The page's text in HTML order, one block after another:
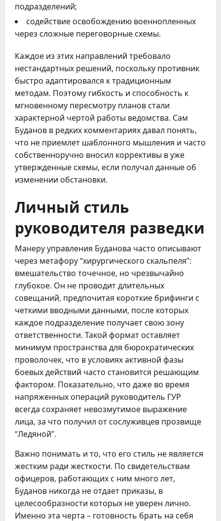
подразделений;
содействие освобождению военнопленных
через сложные переговорные схемы.
Каждое из этих направлений требовало
нестандартных решений, поскольку противник
быстро адаптировался к традиционным
методам. Поэтому гибкость и способность к
мгновенному пересмотру планов стали
характерной чертой работы ведомства. Сам
Буданов в редких комментариях давал понять,
что не приемлет шаблонного мышления и часто
собственноручно вносил коррективы в уже
утвержденные схемы, если получал данные об
изменении обстановки.
Личный стиль
руководителя разведки
Манеру управления Буданова часто описывают
через метафору “хирургического скальпеля”:
вмешательство точечное, но чрезвычайно
глубокое. Он не проводит длительных
совещаний, предпочитая короткие брифинги с
четкими вводными данными, после которых
каждое подразделение получает свою зону
ответственности. Такой формат оставляет
минимум пространства для бюрократических
проволочек, что в условиях активной фазы
боевых действий часто становится решающим
фактором. Показательно, что даже во время
напряженных операций руководитель ГУР
всегда сохраняет невозмутимое выражение
лица, за что получил от сослуживцев прозвище
“Ледяной”.
Важно понимать и то, что его стиль не является
жестким ради жесткости. По свидетельствам
офицеров, работающих с ним много лет,
Буданов никогда не отдает приказы, в
целесообразности которых не уверен лично.
Именно эта черта – готовность брать на себя